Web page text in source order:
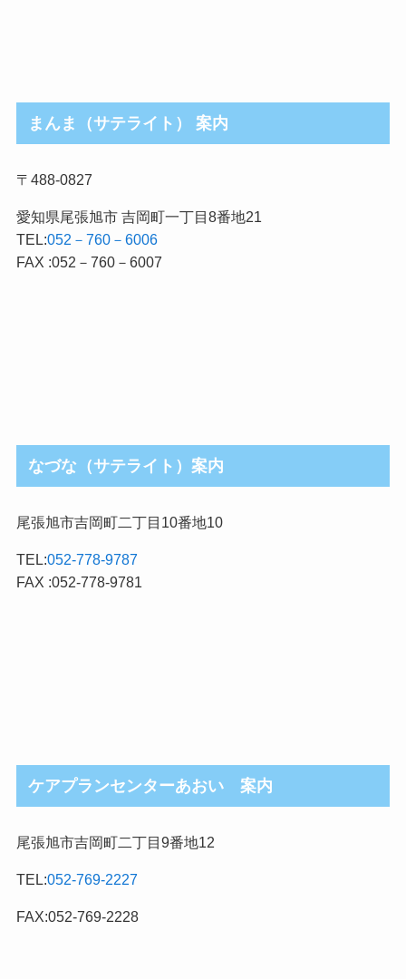
まんま（サテライト） 案内
〒488-0827
愛知県尾張旭市 吉岡町一丁目8番地21
TEL:052－760－6006
FAX :052－760－6007
なづな（サテライト）案内
尾張旭市吉岡町二丁目10番地10
TEL:052-778-9787
FAX :052-778-9781
ケアプランセンターあおい 案内
尾張旭市吉岡町二丁目9番地12
TEL:052-769-2227
FAX:052-769-2228